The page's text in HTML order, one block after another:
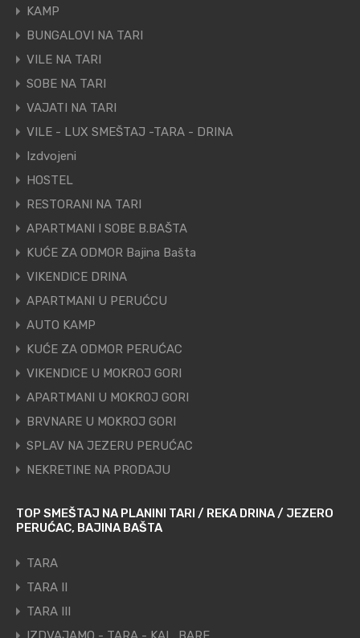
KAMP
BUNGALOVI NA TARI
VILE NA TARI
SOBE NA TARI
VAJATI NA TARI
VILE - LUX SMEŠTAJ -TARA - DRINA
Izdvojeni
HOSTEL
RESTORANI NA TARI
APARTMANI I SOBE B.BAŠTA
KUĆE ZA ODMOR Bajina Bašta
VIKENDICE DRINA
APARTMANI U PERUĆCU
AUTO KAMP
KUĆE ZA ODMOR PERUĆAC
VIKENDICE U MOKROJ GORI
APARTMANI U MOKROJ GORI
BRVNARE U MOKROJ GORI
SPLAV NA JEZERU PERUĆAC
NEKRETINE NA PRODAJU
TOP SMEŠTAJ NA PLANINI TARI / REKA DRINA / JEZERO
PERUĆAC, BAJINA BAŠTA
TARA
TARA II
TARA III